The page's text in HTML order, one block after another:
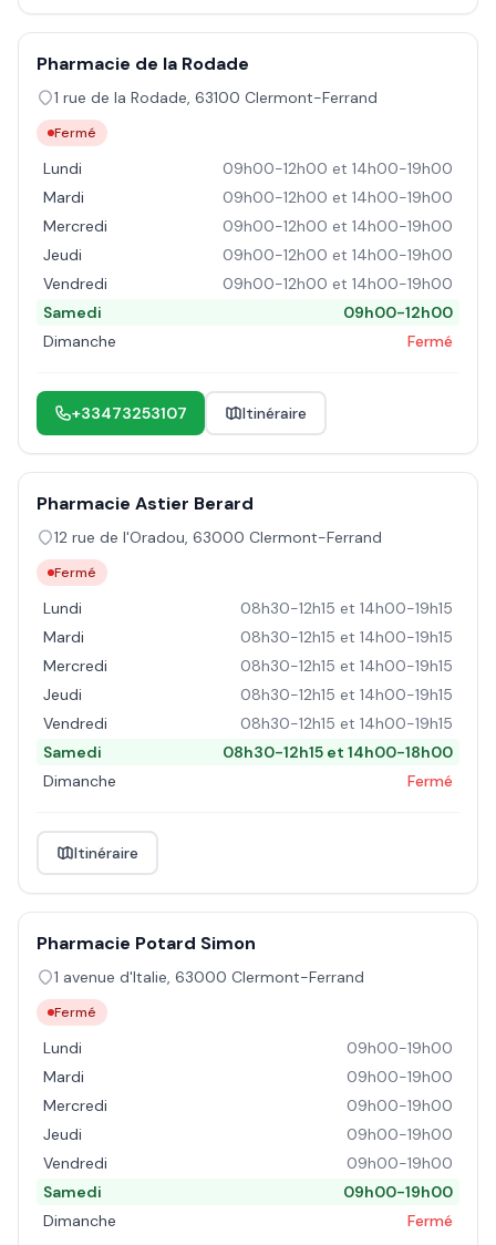
Pharmacie de la Rodade
1 rue de la Rodade, 63100 Clermont-Ferrand
Fermé
Lundi
09h00-12h00 et 14h00-19h00
Mardi
09h00-12h00 et 14h00-19h00
Mercredi
09h00-12h00 et 14h00-19h00
Jeudi
09h00-12h00 et 14h00-19h00
Vendredi
09h00-12h00 et 14h00-19h00
Samedi
09h00-12h00
Dimanche
Fermé
+33473253107 Itinéraire
Pharmacie Astier Berard
12 rue de l'Oradou, 63000 Clermont-Ferrand
Fermé
Lundi
08h30-12h15 et 14h00-19h15
Mardi
08h30-12h15 et 14h00-19h15
Mercredi
08h30-12h15 et 14h00-19h15
Jeudi
08h30-12h15 et 14h00-19h15
Vendredi
08h30-12h15 et 14h00-19h15
Samedi
08h30-12h15 et 14h00-18h00
Dimanche
Fermé
Itinéraire
Pharmacie Potard Simon
1 avenue d'Italie, 63000 Clermont-Ferrand
Fermé
Lundi
09h00-19h00
Mardi
09h00-19h00
Mercredi
09h00-19h00
Jeudi
09h00-19h00
Vendredi
09h00-19h00
Samedi
09h00-19h00
Dimanche
Fermé